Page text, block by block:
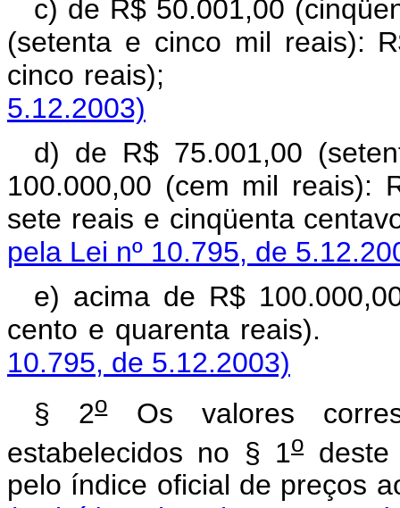
c) de R$ 50.001,00
(setenta e cinco mil reais):
cinco
5.12.2003)
d) de R$ 75.001,00
100.000,00 (cem mil reais):
sete reais e
pela Lei nº 10.795, de
e) acima de R$
cento e
10.795, de 5.12.2003)
§ 2oOs valores
estabelecidos no § 1odeste
pelo índice oficial